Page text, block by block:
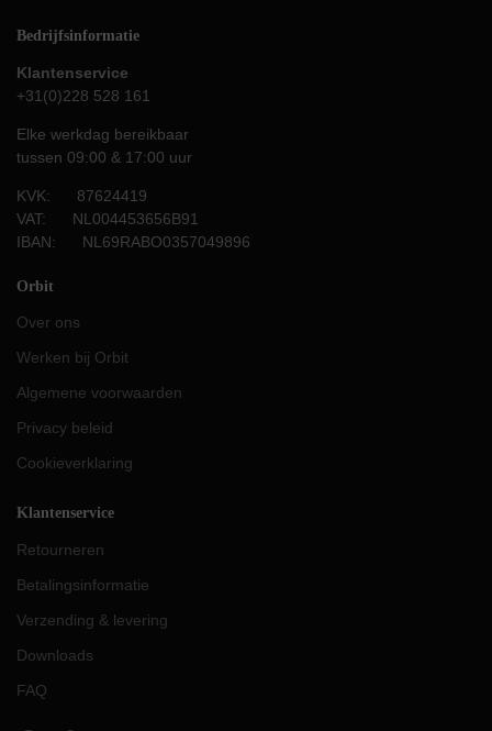
Bedrijfsinformatie
Klantenservice
+31(0)228 528 161
Elke werkdag bereikbaar
tussen 09:00 & 17:00 uur
KVK: 87624419
VAT: NL004453656B91
IBAN: NL69RABO0357049896
Orbit
Over ons
Werken bij Orbit
Algemene voorwaarden
Privacy beleid
Cookieverklaring
Klantenservice
Retourneren
Betalingsinformatie
Verzending & levering
Downloads
FAQ